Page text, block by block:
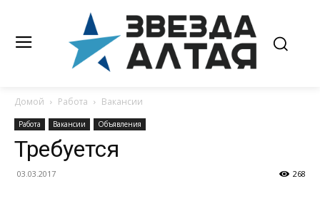
Домой Работа Вакансии
Работа Вакансии Объявления
Требуется
03.03.2017 268